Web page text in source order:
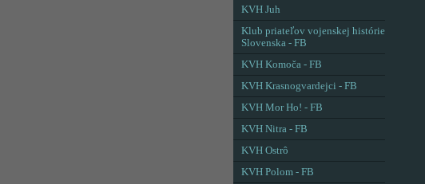
KVH Juh
Klub priateľov vojenskej histórie
Slovenska - FB
KVH Komoča - FB
KVH Krasnogvardejci - FB
KVH Mor Ho! - FB
KVH Nitra - FB
KVH Ostrô
KVH Polom - FB